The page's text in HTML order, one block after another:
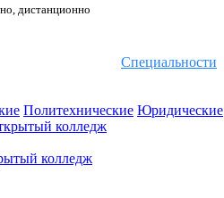
дистанционно
Специальности
Политехнические Юридические
колледж